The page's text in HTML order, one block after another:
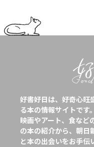
好書好日は、好奇心旺
る本の情報サイトです。
映画やアート、食など
の本の紹介から、朝日
と本の出会いをお手伝